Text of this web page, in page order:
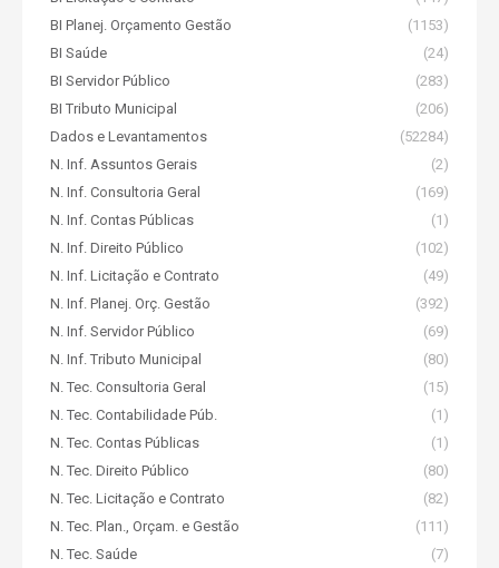
BI Planej. Orçamento Gestão
(1153)
BI Saúde
(24)
BI Servidor Público
(283)
BI Tributo Municipal
(206)
Dados e Levantamentos
(52284)
N. Inf. Assuntos Gerais
(2)
N. Inf. Consultoria Geral
(169)
N. Inf. Contas Públicas
(1)
N. Inf. Direito Público
(102)
N. Inf. Licitação e Contrato
(49)
N. Inf. Planej. Orç. Gestão
(392)
N. Inf. Servidor Público
(69)
N. Inf. Tributo Municipal
(80)
N. Tec. Consultoria Geral
(15)
N. Tec. Contabilidade Púb.
(1)
N. Tec. Contas Públicas
(1)
N. Tec. Direito Público
(80)
N. Tec. Licitação e Contrato
(82)
N. Tec. Plan., Orçam. e Gestão
(111)
N. Tec. Saúde
(7)